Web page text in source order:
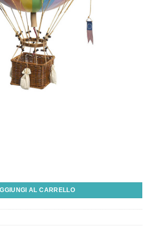
- Grande (32 cm) quantità
AL CARRELLO